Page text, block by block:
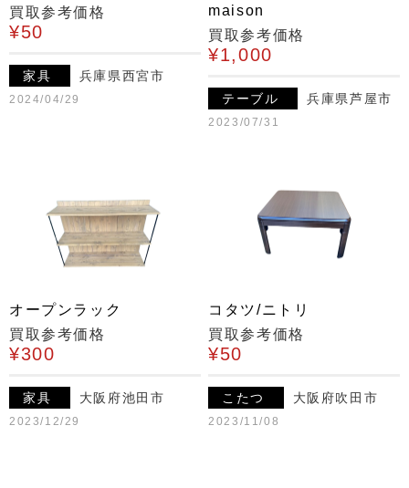
買取参考価格
¥50
家具 兵庫県西宮市
2024/04/29
maison
買取参考価格
¥1,000
テーブル 兵庫県芦屋市
2023/07/31
オープンラック
買取参考価格
¥300
家具 大阪府池田市
2023/12/29
コタツ/ニトリ
買取参考価格
¥50
こたつ 大阪府吹田市
2023/11/08